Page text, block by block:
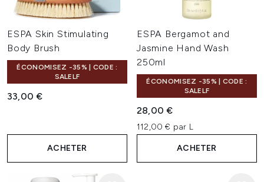
ESPA Skin Stimulating
Body Brush
ÉCONOMISEZ -35% | CODE :
SALELF
33,00 €
ACHETER
ESPA Bergamot and
Jasmine Hand Wash
250ml
ÉCONOMISEZ -35% | CODE :
SALELF
28,00 €
112,00 € par L
ACHETER